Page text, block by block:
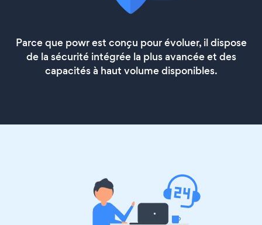
Parce que powr est conçu pour évoluer, il dispose
de la sécurité intégrée la plus avancée et des
capacités à haut volume disponibles.